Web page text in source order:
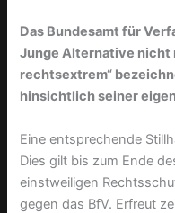
Das Bundesamt für
Junge Alternative nicht
rechtsextrem“
hinsichtlich seiner
Eine entsprechende
Dies gilt bis zum Ende
einstweiligen
gegen das BfV. Erfreut